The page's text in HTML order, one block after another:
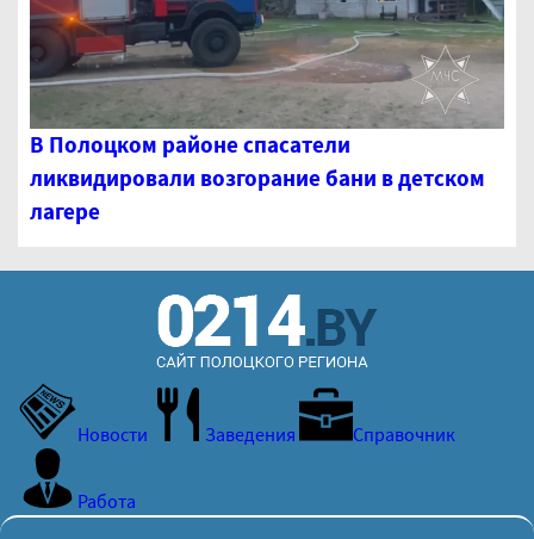
В Полоцком районе спасатели
ликвидировали возгорание бани в детском
лагере
Новости Заведения Справочник
Работа